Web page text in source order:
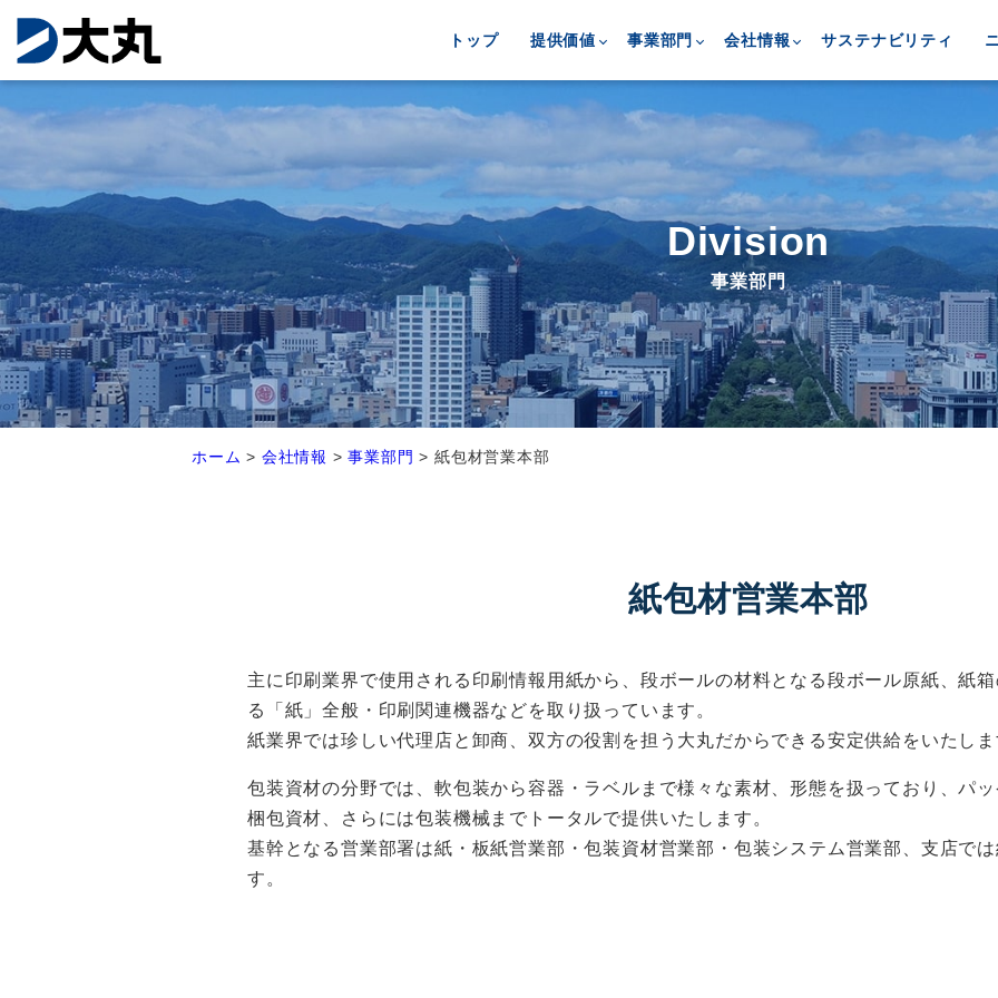
トップ 提供価値 事業部門 会社情報 サステナビリティ
Division
事業部門
ホーム > 会社情報 >事業部門 >紙包材営業本部
紙包材営業本部
主に印刷業界で使用される印刷情報用紙から、段ボールの材料となる段ボール原紙、紙
る「紙」全般・印刷関連機器などを取り扱っています。
紙業界では珍しい代理店と卸商、双方の役割を担う大丸だからできる安定供給をいたし
包装資材の分野では、軟包装から容器・ラベルまで様々な素材、形態を扱っており、パ
梱包資材、さらには包装機械までトータルで提供いたします。
基幹となる営業部署は紙・板紙営業部・包装資材営業部・包装システム営業部、支店で
す。